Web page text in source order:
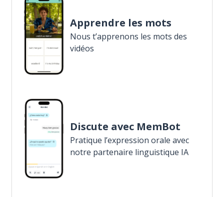
Apprendre les mots
Nous t’apprenons les mots des
vidéos
Discute avec MemBot
Pratique l’expression orale avec
notre partenaire linguistique IA